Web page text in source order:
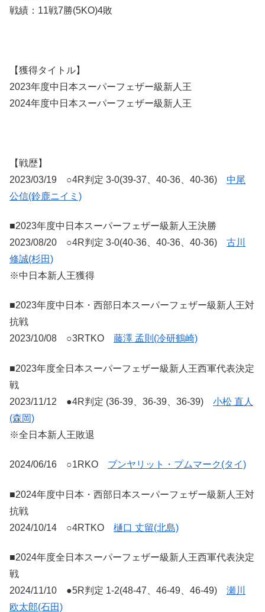
戦績：11戦7勝(5KO)4敗
【獲得タイトル】
2023年度中日本スーパーフェザー級新人王
2024年度中日本スーパーフェザー級新人王
【戦歴】
2023/03/19 ○4R判定 3-0(39-37、40-36、40-36) 中尾
公信(鈴鹿ニイミ)
■2023年度中日本スーパーフェザー級新人王決勝
2023/08/20 ○4R判定 3-0(40-36、40-36、40-36) 古川
修誠(杉田)
※中日本新人王獲得
■2023年度中日本・西部日本スーパーフェザー級新人王対
抗戦
2023/10/08 ○3RTKO 藤澤 孟則(冷研鶴崎)
■2023年度全日本スーパーフェザー級新人王西軍代表決定
戦
2023/11/12 ●4R判定 (36-39、36-39、36-39) 小松 直人
(森岡)
※全日本新人王敗退
2024/06/16 ○1RKO ブンヤリット・プムマーク(タイ)
■2024年度中日本・西部日本スーパーフェザー級新人王対
抗戦
2024/10/14 ○4RTKO 樋口 丈留(北島)
■2024年度全日本スーパーフェザー級新人王西軍代表決定
戦
2024/11/10 ●5R判定 1-2(48-47、46-49、46-49) 瀬川
欧太郎(石田)